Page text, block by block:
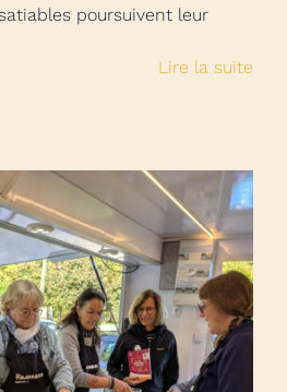
poursuivent leur
Lire la suite